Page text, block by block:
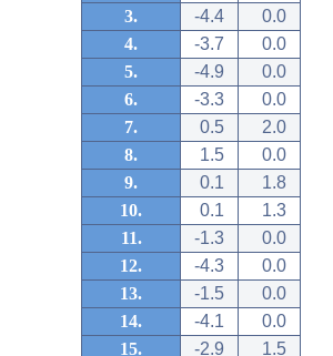
3.
-4.4
0.0
4.
-3.7
0.0
5.
-4.9
0.0
6.
-3.3
0.0
7.
0.5
2.0
8.
1.5
0.0
9.
0.1
1.8
10.
0.1
1.3
11.
-1.3
0.0
12.
-4.3
0.0
13.
-1.5
0.0
14.
-4.1
0.0
15.
-2.9 1.5